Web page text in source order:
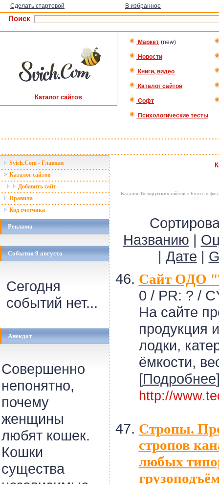
Сделать стартовой В избранное
Поиск
Каталог сайтов
Маркет (new)
Новости
Книги, видео
Каталог сайтов
Софт
Психологические тесты
Svich.Com - Главная
Каталог сайтов
Добавить сайт
Правила
Код счетчика
Реклама
События 9 августа
Сегодня
событий нет...
Анекдот
Совершенно
непонятно,
почему
женщины
любят кошек.
Кошки
существа
Каталог Белорусских сайтов» Бизнес и
Названию |
| Дате |
Сайт ОДО
0 / PR: ? /
На сайте
продукция
лодки,
ёмкости,
[Подробнее
http://
Стропы.
стропов
любых